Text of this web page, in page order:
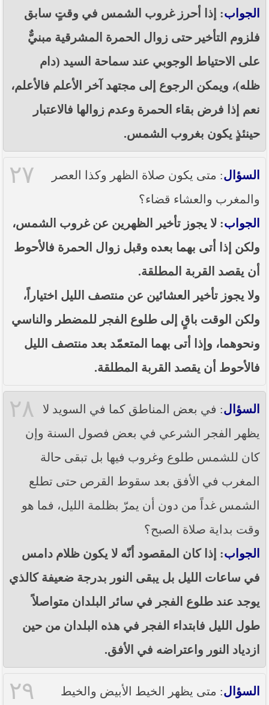
الجواب: إذا أحرز غروب الشمس في وقتٍ سابق
فلزوم التأخير حتى زوال الحمرة المشرقية مبنيٌّ
على الاحتياط الوجوبي عند سماحة السيد (دام
ظله)، ويمكن الرجوع إلى مجتهد آخر الأعلم فالأعلم،
نعم إذا فرض بقاء الحمرة وعدم زوالها فالاعتبار
حينئذٍ يكون بغروب الشمس.
٢٧ السؤال: متى يكون صلاة الظهر وكذا العصر
والمغرب والعشاء قضاء؟
الجواب: لا يجوز تأخير الظهرين عن غروب الشمس،
ولكن إذا أتى بهما بعده وقبل زوال الحمرة فالأحوط
أن يقصد القربة المطلقة.
ولا يجوز تأخير العشائين عن منتصف الليل اختياراً،
ولكن الوقت باقٍ إلى طلوع الفجر للمضطر والناسي
ونحوهما، وإذا أتى بهما المتعمّد بعد منتصف الليل
فالأحوط أن يقصد القربة المطلقة.
٢٨ السؤال: في بعض المناطق كما في السويد لا
يظهر الفجر الشرعي في بعض فصول السنة وإن
كان للشمس طلوع وغروب فيها بل تبقى حالة
المغرب في الأفق بعد سقوط القرص حتى تطلع
الشمس غداً من دون أن يمرّ بظلمة الليل، فما هو
وقت بداية صلاة الصبح؟
الجواب: إذا كان المقصود أنّه لا يكون ظلام دامس
في ساعات الليل بل يبقى النور بدرجة ضعيفة كالذي
يوجد عند طلوع الفجر في سائر البلدان متواصلاً
طول الليل فابتداء الفجر في هذه البلدان من حين
ازدياد النور واعتراضه في الأفق.
٢٩ السؤال: متى يظهر الخيط الأبيض والخيط